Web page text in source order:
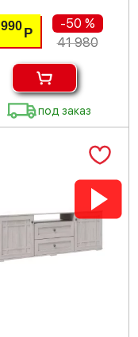
990 Р
-50 %
41 980
под заказ